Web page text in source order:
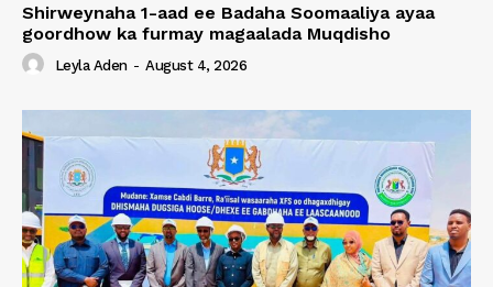
Shirweynaha 1-aad ee Badaha Soomaaliya ayaa
goordhow ka furmay magaalada Muqdisho
Leyla Aden - August 4, 2026